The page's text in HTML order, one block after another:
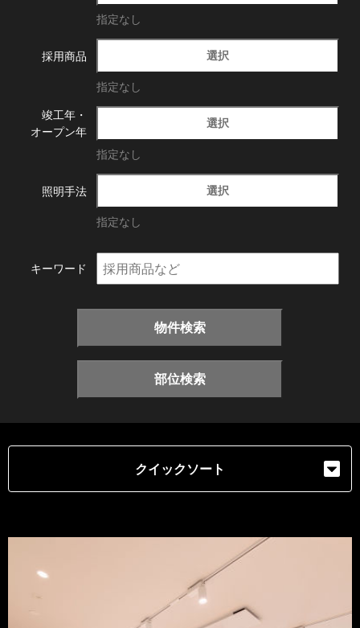
指定なし
採用商品 選択
指定なし
竣工年・
オープン年
選択
指定なし
照明手法 選択
指定なし
キーワード
物件検索
部位検索
クイックソート